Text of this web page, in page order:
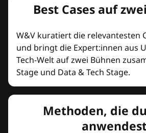
Best Cases auf
W&V kuratiert die relevantesten
und bringt die Expert:innen aus
Tech-Welt auf zwei Bühnen
Stage und Data & Tech Stage.
Methoden, die